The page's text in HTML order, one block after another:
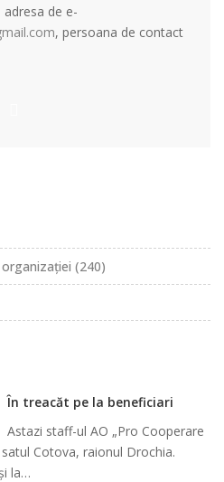
adresa de e-
, persoana de contact
(240)
În treacăt pe la beneficiari
Astazi staff-ul AO „Pro Cooperare
Cotova, raionul Drochia.
la…